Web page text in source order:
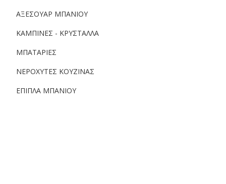
ΑΞΕΣΟΥΑΡ ΜΠΑΝΙΟΥ
ΚΑΜΠΙΝΕΣ - ΚΡΥΣΤΑΛΛΑ
ΜΠΑΤΑΡΙΕΣ
ΝΕΡΟΧΥΤΕΣ ΚΟΥΖΙΝΑΣ
ΕΠΙΠΛΑ ΜΠΑΝΙΟΥ